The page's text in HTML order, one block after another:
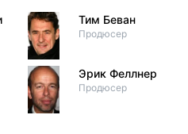
Тим Беван
Продюсер
Эрик Феллнер
Продюсер